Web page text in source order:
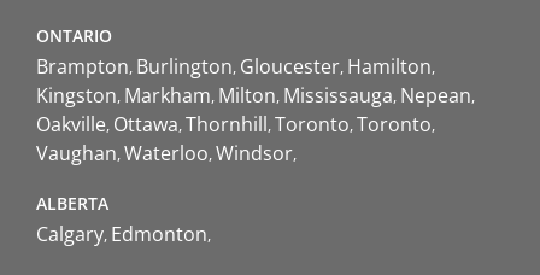
ONTARIO
Brampton Burlington Gloucester Hamilton
Kingston Markham Milton Mississauga Nepean
Oakville Ottawa Thornhill Toronto Toronto
Vaughan Waterloo Windsor
ALBERTA
Calgary Edmonton